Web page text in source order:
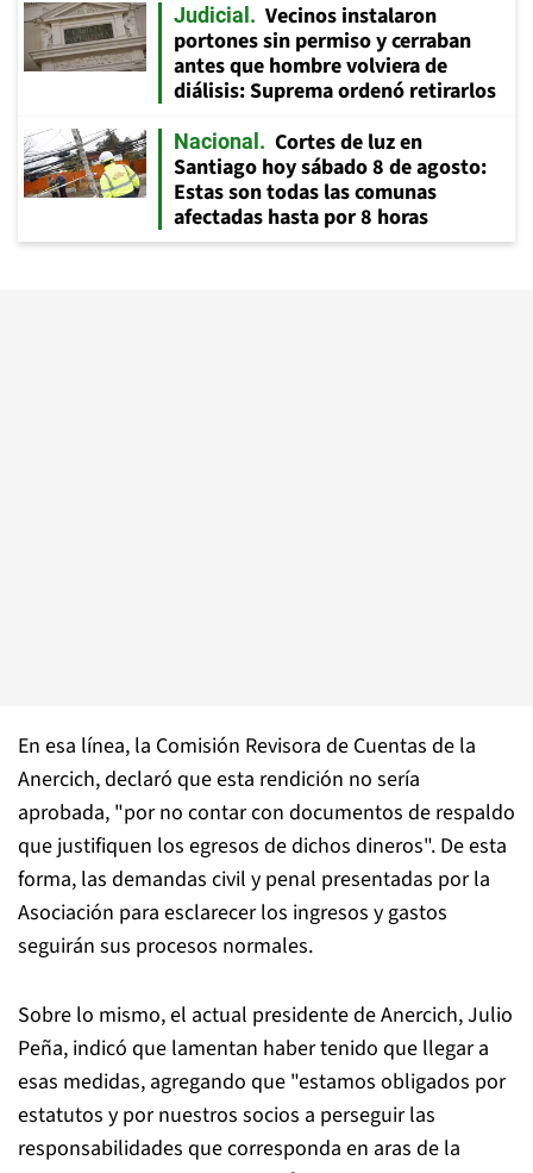
Judicial
Vecinos instalaron
portones sin permiso y cerraban
antes que hombre volviera de
diálisis: Suprema ordenó retirarlos
Nacional
Cortes de luz en
Santiago hoy sábado 8 de agosto:
Estas son todas las comunas
afectadas hasta por 8 horas
En esa línea, la Comisión Revisora de Cuentas de la
Anercich, declaró que esta rendición no sería
aprobada, "por no contar con documentos de respaldo
que justifiquen los egresos de dichos dineros". De esta
forma, las demandas civil y penal presentadas por la
Asociación para esclarecer los ingresos y gastos
seguirán sus procesos normales.
Sobre lo mismo, el actual presidente de Anercich, Julio
Peña, indicó que lamentan haber tenido que llegar a
esas medidas, agregando que "estamos obligados por
estatutos y por nuestros socios a perseguir las
responsabilidades que corresponda en aras de la